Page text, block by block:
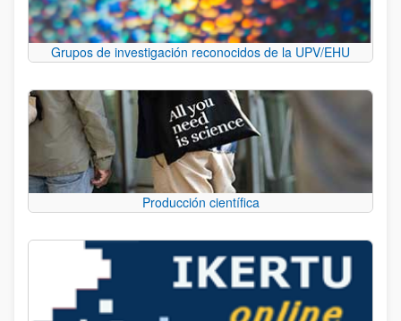
Grupos de investigación reconocidos de la UPV/EHU
Producción científica